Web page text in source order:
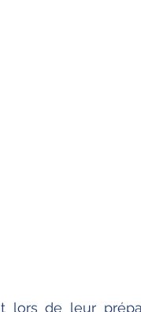
lors de leur